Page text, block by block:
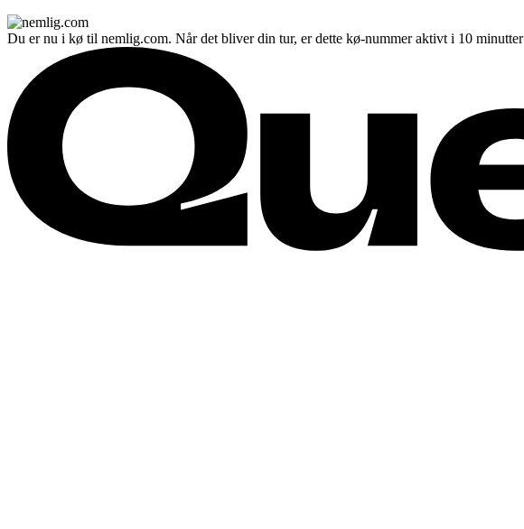
Du er nu i kø til nemlig.com. Når det bliver din tur, er dette kø-nummer aktivt i 10 minutter